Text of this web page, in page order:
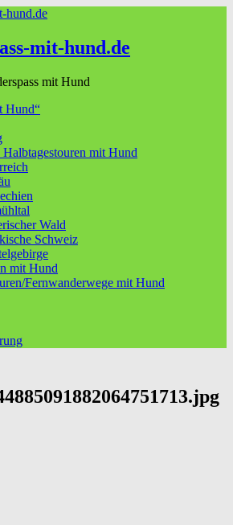
mit-hund.de
mit Hund
Hund“
Halbtagestouren mit Hund
Wald
Schweiz
mit Hund
Fernwanderwege mit Hund